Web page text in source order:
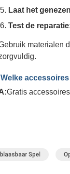
Laat het
Test de
materialen
Gratis
Spel